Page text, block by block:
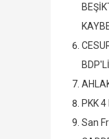
PKK
San